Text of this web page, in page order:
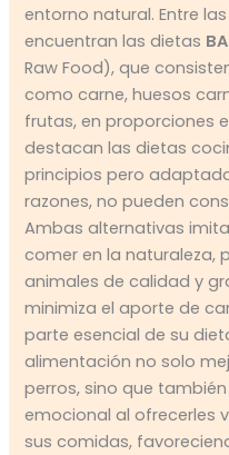
entorno natural. Entre
encuentran las dietas
Raw Food), que
como carne, huesos
frutas, en proporciones
destacan las dietas
principios pero
razones, no pueden
Ambas alternativas
comer en la naturaleza,
animales de calidad y
minimiza el aporte de
parte esencial de su
alimentación no solo
perros, sino que
emocional al ofrecerles
sus comidas,